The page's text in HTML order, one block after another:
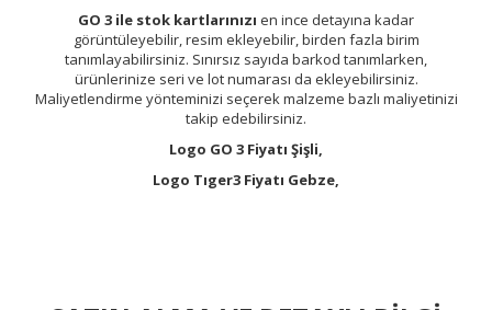
GO 3 ile stok kartlarınızı en ince detayına kadar
görüntüleyebilir, resim ekleyebilir, birden fazla birim
tanımlayabilirsiniz. Sınırsız sayıda barkod tanımlarken,
ürünlerinize seri ve lot numarası da ekleyebilirsiniz.
Maliyetlendirme yönteminizi seçerek malzeme bazlı maliyetinizi
takip edebilirsiniz.
Logo GO 3 Fiyatı Şişli,
Logo Tıger3 Fiyatı Gebze,